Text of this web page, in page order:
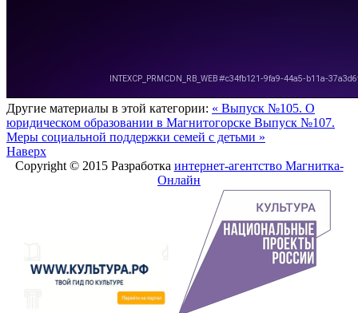
Другие материалы в этой категории: « Выпуск №105. О
юридическом образовании в Магнитогорске Выпуск №107.
Меры социальной поддержки семей с детьми »
Наверх
Copyright © 2015 Разработка интернет-агентство Магнитка-
Онлайн